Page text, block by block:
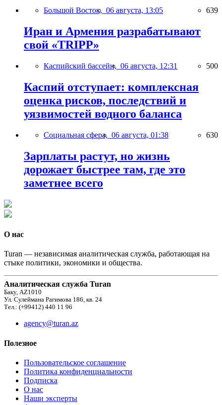
Большой Восток, 06 августа, 13:05 639
Иран и Армения разрабатывают
свой «TRIPP»
Каспийский бассейн, 06 августа, 12:31 500
Каспий отступает: комплексная
оценка рисков, последствий и
уязвимостей водного баланса
Социальная сфера, 06 августа, 01:38 630
Зарплаты растут, но жизнь
дорожает быстрее там, где это
заметнее всего
О нас
Turan — независимая аналитическая служба, работающая на
стыке политики, экономики и общества.
Аналитическая служба Turan
Баку, AZ1010
Ул. Сулеймана Рагимова 186, кв. 24
Тел.: (+99412) 440 11 96
agency@turan.az
Полезное
Пользовательское соглашение
Политика конфиденциальности
Подписка
О нас
Наши эксперты